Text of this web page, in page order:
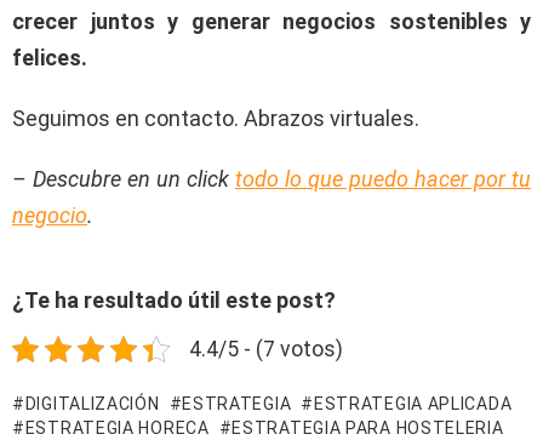
crecer juntos y generar negocios sostenibles y
felices.
Seguimos en contacto. Abrazos virtuales.
– Descubre en un click todo lo que puedo hacer por tu
negocio.
¿Te ha resultado útil este post?
4.4/5 - (7 votos)
DIGITALIZACIÓN ESTRATEGIA
ESTRATEGIA APLICADA
ESTRATEGIA HORECA
ESTRATEGIA PARA HOSTELERIA